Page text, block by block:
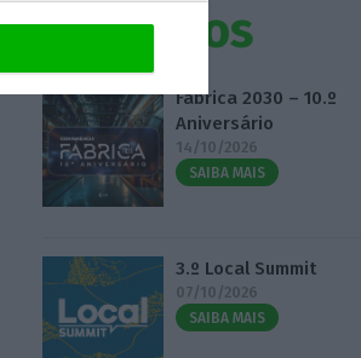
Eventos
Fábrica 2030 – 10.º
Aniversário
14/10/2026
SAIBA MAIS
3.º Local Summit
07/10/2026
SAIBA MAIS